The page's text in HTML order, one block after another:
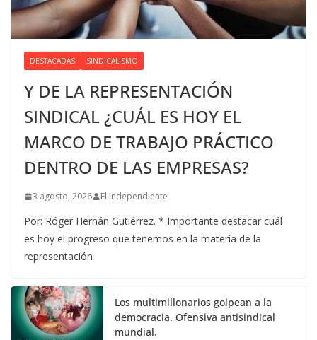
DESTACADAS SINDICALISMO
Y DE LA REPRESENTACIÓN
SINDICAL ¿CUÁL ES HOY EL
MARCO DE TRABAJO PRÁCTICO
DENTRO DE LAS EMPRESAS?
3 agosto, 2026 El Independiente
Por: Róger Hernán Gutiérrez. * Importante destacar cuál
es hoy el progreso que tenemos en la materia de la
representación
Los multimillonarios golpean a la
democracia. Ofensiva antisindical
mundial.